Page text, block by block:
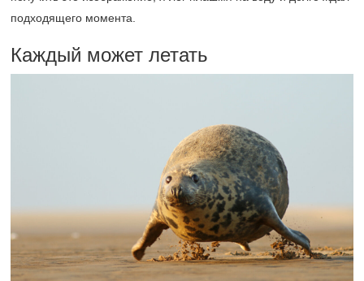
подходящего момента.
Каждый может летать